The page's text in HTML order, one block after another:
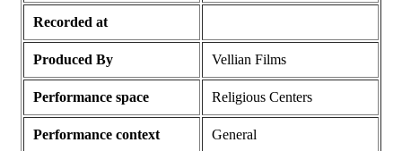
Recorded at
Produced By Vellian Films
Performance space Religious Centers
Performance context General